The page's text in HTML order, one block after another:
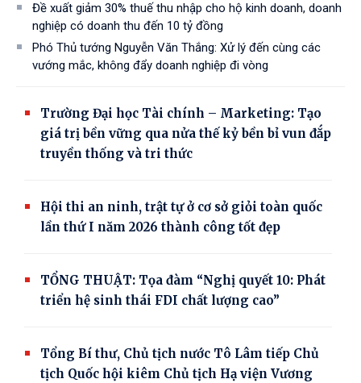
Đề xuất giảm 30% thuế thu nhập cho hộ kinh doanh, doanh
nghiệp có doanh thu đến 10 tỷ đồng
Phó Thủ tướng Nguyễn Văn Thắng: Xử lý đến cùng các
vướng mắc, không đẩy doanh nghiệp đi vòng
Trường Đại học Tài chính – Marketing: Tạo
giá trị bền vững qua nửa thế kỷ bền bỉ vun đắp
truyền thống và tri thức
Hội thi an ninh, trật tự ở cơ sở giỏi toàn quốc
lần thứ I năm 2026 thành công tốt đẹp
TỔNG THUẬT: Tọa đàm “Nghị quyết 10: Phát
triển hệ sinh thái FDI chất lượng cao”
Tổng Bí thư, Chủ tịch nước Tô Lâm tiếp Chủ
tịch Quốc hội kiêm Chủ tịch Hạ viện Vương